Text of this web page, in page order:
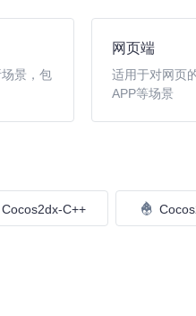
景，包
网页端
适用于对网页
APP等场景
Cocos2dx-C++